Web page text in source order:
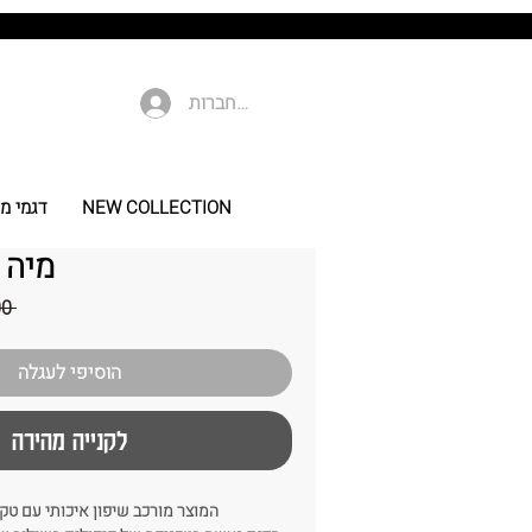
להתחברות
NEW COLLECTION דגמי
‏279.00 ‏₪
הוסיפי לעגלה
לקנייה מהירה
המוצר מורכב שיפון איכותי עם